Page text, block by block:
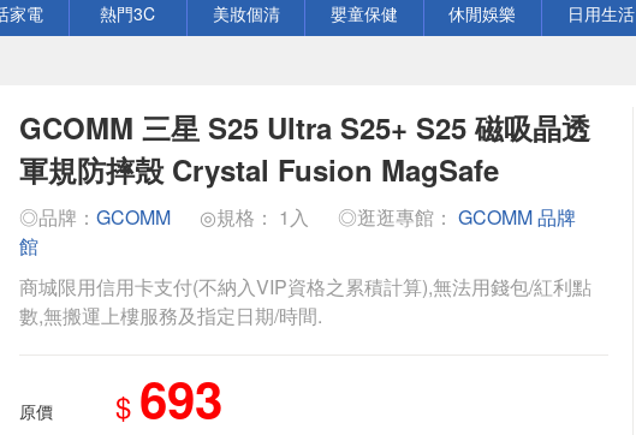
家電 熱門3C 美妝個清 嬰童保健 休閒娛樂 日用生活
GCOMM 三星 S25 Ultra S25+ S25 磁吸晶透
軍規防摔殼 Crystal Fusion MagSafe
◎品牌： GCOMM ◎規格： 1入 ◎逛逛專館： GCOMM 品牌
館
商城限用信用卡支付(不納入VIP資格之累積計算),無法用錢包/紅利點
數,無搬運上樓服務及指定日期/時間.
原價 $ 693